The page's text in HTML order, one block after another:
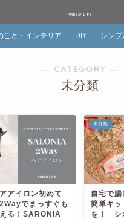
FREEQ LIFE
こと・インテリア DIY シンプ
― CATEGORY ―
未分類
アイロン初めて
でまっすぐも
る！SARONIA
未分類
自宅で
簡単キッ
を！ シ